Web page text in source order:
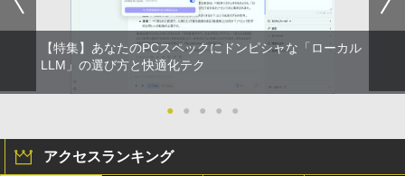
「こうして日本人だけが騙される」マス
￥2,970
【特集】あなたのPCスペックにドンピシャな「ローカル
LLM」の選び方と快適化テク
● ● ● ● ●
アクセスランキング